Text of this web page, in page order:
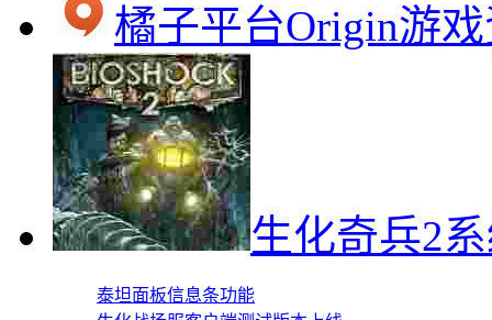
橘子平台Origin游
生化奇兵2
泰坦面板信息条功能